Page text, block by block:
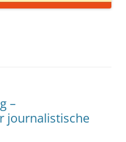
–
journalistische